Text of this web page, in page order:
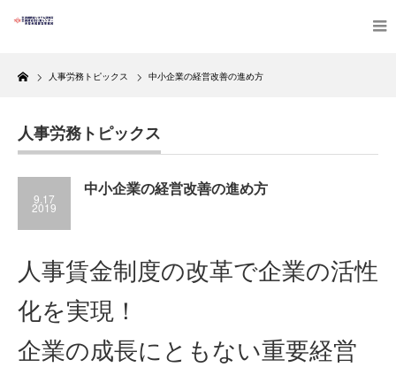
Home
人事労務トピックス 中小企業の経営改善の進め方
人事労務トピックス
9.17
2019
中小企業の経営改善の進め方
人事賃金制度の改革で企業の活性
化を実現！
企業の成長にともない重要経営